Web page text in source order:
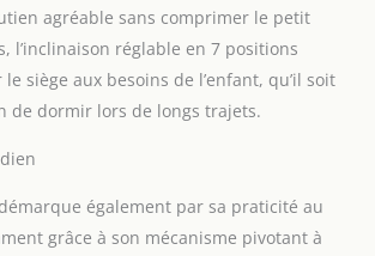
standardisé pour les
sièges d’enfants, dans
lequel deux attaches
métalliques (points de
fixation pour une sécurité
optimale de la tête. Pour
agréable sans comprimer le petit
l’inclinaison réglable en 7 positions
siège aux besoins de l’enfant, qu’il soit
de dormir lors de longs trajets.
également par sa praticité au
grâce à son mécanisme pivotant à